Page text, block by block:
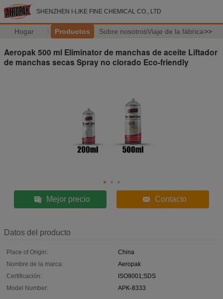
SHENZHEN I-LIKE FINE CHEMICAL CO., LTD
Hogar Productos Sobre nosotrosViaje de la fábrica>>
Aeropak 500 ml Eliminator de manchas de aceite Liftador
de manchas secas Spray no clorado Eco-friendly
Mejor precio Contacto
Datos del producto
Place of Origin:
China
Nombre de la marca:
Aeropak
Certificación:
ISO9001;SDS
Model Number:
APK-8333